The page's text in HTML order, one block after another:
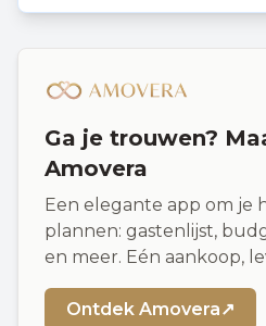
Ga je trouwen?
Amovera
Een elegante app om je
plannen: gastenlijst,
en meer. Eén aankoop,
Ontdek Amovera↗